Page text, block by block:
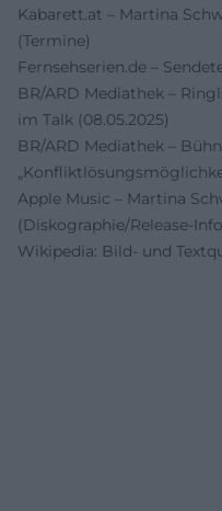
Kabarett.at – Martina
(Termine)
Fernsehserien.de –
BR/ARD Mediathek –
im Talk (08.05.2025)
BR/ARD Mediathek –
Apple Music – Martina
(Diskographie/Release-
Wikipedia: Bild- und